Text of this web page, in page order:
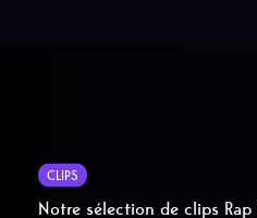
CLIPS
Notre sélection de clips